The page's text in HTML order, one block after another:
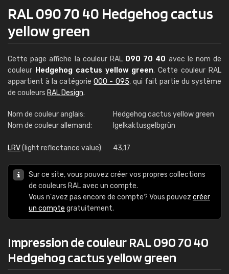
RAL 090 70 40 Hedgehog cactus
yellow green
Cette page affiche la couleur RAL 090 70 40 avec le nom de
couleur Hedgehog cactus yellow green. Cette couleur RAL
appartient à la catégorie000 - 095, qui fait partie du système
de couleurs RAL Design.
Nom de couleur anglais:
Hedgehog cactus yellow green
Nom de couleur allemand:
Igelkaktusgelbgrün
LRV(light reflectance value): 43,17
Sur ce site, vous pouvez créer vos propres collections
de couleurs RAL avec un compte.
Vous n'avez pas encore de compte? Vous pouvez créer
un compte gratuitement.
Impression de couleur RAL 090 70 40
Hedgehog cactus yellow green